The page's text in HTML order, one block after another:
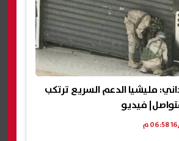
مليشيا الدعم السريع ترتكب
فيديو